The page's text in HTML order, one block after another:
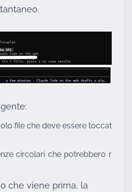
file che deve essere toccat
circolari che potrebbero r
che viene prima, la